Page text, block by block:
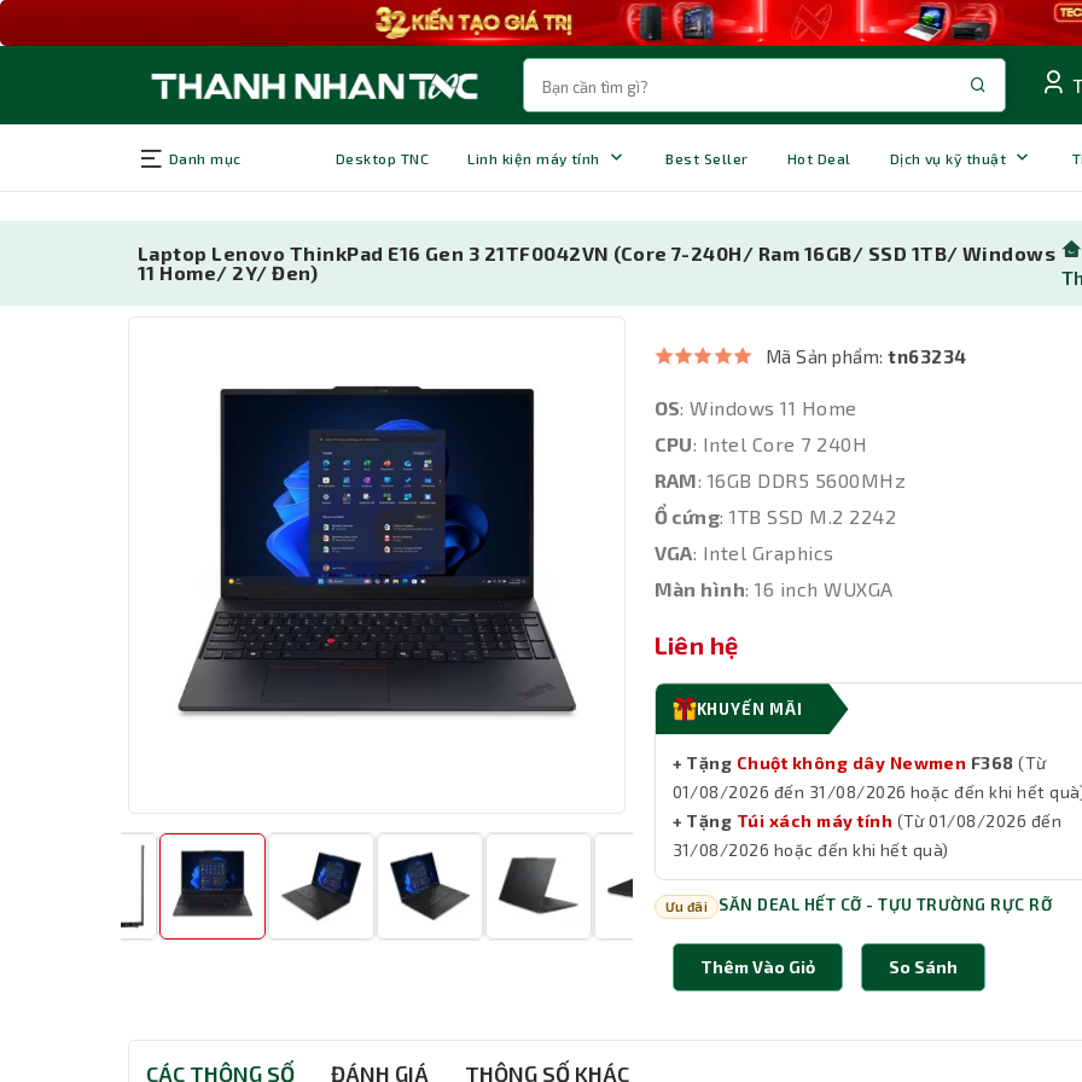
Danh mục Desktop TNC Linh kiện máy tính Best Seller Hot Deal Dịch vụ kỹ thuật
Laptop Lenovo ThinkPad E16 Gen 3 21TF0042VN (Core 7-240H/ Ram 16GB/ SSD 1TB/ Windows
11 Home/ 2Y/ Đen)
Mã Sản phẩm:tn63234
OS: Windows 11 Home
CPU: Intel Core 7 240H
RAM: 16GB DDR5 5600MHz
Ổ cứng: 1TB SSD M.2 2242
VGA: Intel Graphics
Màn hình: 16 inch WUXGA
Liên hệ
KHUYẾN MÃI
+ Tặng Chuột không dây Newmen F368 (Từ
01/08/2026 đến 31/08/2026 hoặc đến khi hết
+ Tặng Túi xách máy tính (Từ 01/08/2026 đến
31/08/2026 hoặc đến khi hết quà)
Ưu đãi SĂN DEAL HẾT CỠ - TỰU TRƯỜNG RỰC RỠ
Thêm Vào Giỏ So Sánh
CÁC THÔNG SỐ ĐÁNH GIÁ THÔNG SỐ KHÁC